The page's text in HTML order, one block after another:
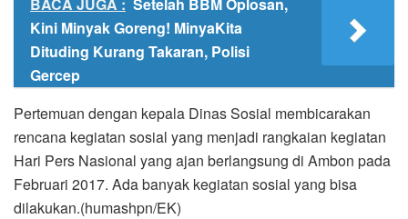
Kini Minyak Goreng! MinyaKita
Dituding Kurang Takaran, Polisi
Gercep
Pertemuan dengan kepala Dinas Sosial membicarakan
rencana kegiatan sosial yang menjadi rangkaian kegiatan
Hari Pers Nasional yang ajan berlangsung di Ambon pada
Februari 2017. Ada banyak kegiatan sosial yang bisa
dilakukan.(humashpn/EK)